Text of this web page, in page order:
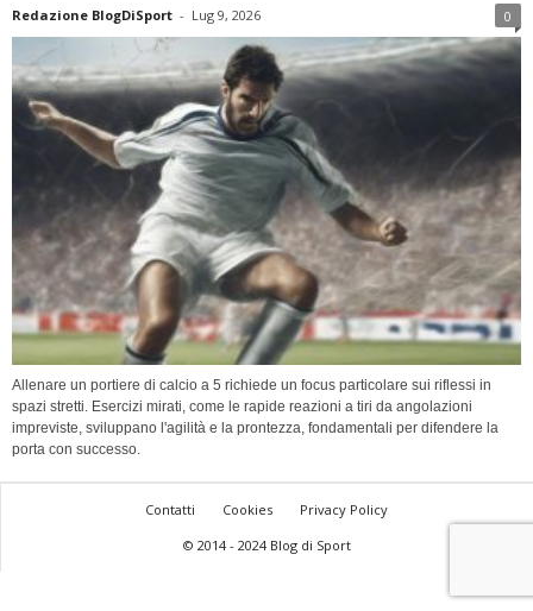
Redazione BlogDiSport - Lug 9, 2026 0
Allenare un portiere di calcio a 5 richiede un focus particolare sui riflessi in
spazi stretti. Esercizi mirati, come le rapide reazioni a tiri da angolazioni
impreviste, sviluppano l'agilità e la prontezza, fondamentali per difendere la
porta con successo.
Contatti Cookies
Privacy Policy
© 2014 - 2024 Blog di Sport